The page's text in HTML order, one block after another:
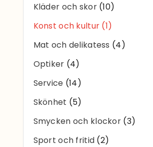
Kläder och skor(10)
Konst och kultur (1)
Mat och delikatess (4)
Optiker (4)
Service (14)
Skönhet (5)
Smycken och klockor(3)
Sport och fritid (2)